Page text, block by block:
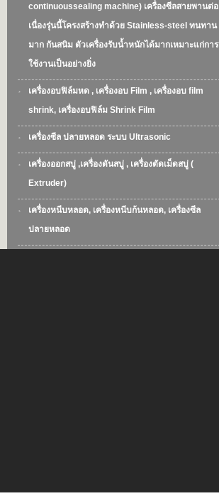
continuoussealing machine) เครื่องซีลสายพานต่อ
เนื่องรุ่นนี้โครงสร้างทำด้วย Stainless-steel ทนทาน
มาก กันสนิม ตัวเครื่องรับน้ำหนักได้มากเหมาะแก่การ
ใช้งานเป็นอย่างยิ่ง
เครื่องอบฟิล์มหด , เครื่องอบ Film , เครื่องอบ film
shrink, เครื่องอบฟิล์ม Shrink Film
เครื่องซีล ปลายหลอด ระบบ Ultrasonic
เครื่องออกสบู่ ,เครื่องดันสบู่ , เครื่องตัดเม็ดสบู่ (
Extruder)
เครื่องหนีบหลอด, เครื่องหนีบก้นหลอด, เครื่องซีล
ปลายหลอด